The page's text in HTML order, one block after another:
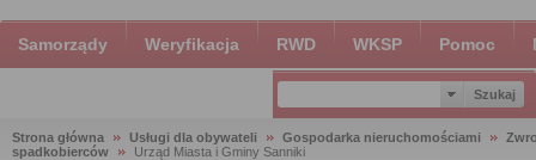
Samorządy Weryfikacja RWD WKSP Pomoc
Strona główna Usługi dla obywateli Gospodarka nieruchomościami
spadkobierców
Urząd Miasta i Gminy Sanniki